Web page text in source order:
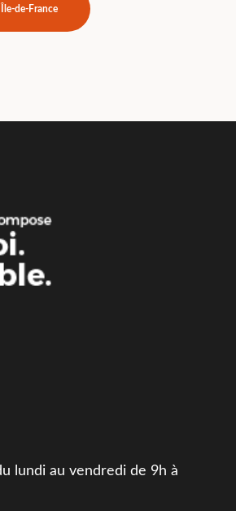
Île-de-France
lundi au vendredi de 9h à